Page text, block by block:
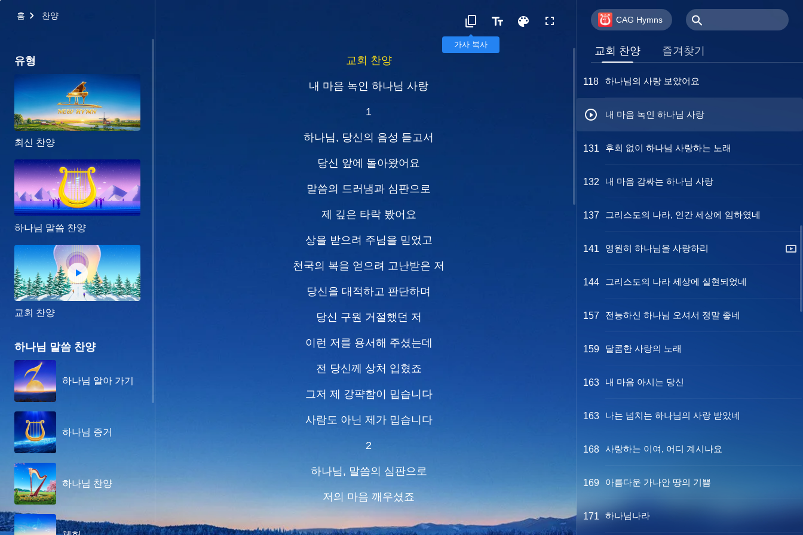
홈 찬양
가사 복사
유형
최신 찬양
하나님 말씀 찬양
교회 찬양
하나님 말씀 찬양
하나님 알아 가기
하나님 증거
하나님 찬양
교회 찬양
내 마음 녹인 하나님 사랑
1
하나님, 당신의 음성 듣고서
당신 앞에 돌아왔어요
말씀의 드러냄과 심판으로
제 깊은 타락 봤어요
상을 받으려 주님을 믿었고
천국의 복을 얻으려 고난받은 저
당신을 대적하고 판단하며
당신 구원 거절했던 저
이런 저를 용서해 주셨는데
전 당신께 상처 입혔죠
그저 제 강퍅함이 밉습니다
사람도 아닌 제가 밉습니다
2
하나님, 말씀의 심판으로
저의 마음 깨우셨죠
당신 사랑 앞에서
CAG Hymns
교회 찬양 즐겨찾기
104 하나님 잃었을 때
114 하나님을 더 깊이 사랑하리
118 하나님의 사랑 보았어요
내 마음 녹인 하나님 사랑
131 후회 없이 하나님 사랑하는 노래
132 내 마음 감싸는 하나님 사랑
137 그리스도의 나라, 인간 세상에 임하였네
141 영원히 하나님을 사랑하리
144 그리스도의 나라 세상에 실현되었네
157 전능하신 하나님 오셔서 정말 좋네
159 달콤한 사랑의 노래
163 내 마음 아시는 당신
163 나는 넘치는 하나님의 사랑 받았네
168 사랑하는 이여, 어디 계시나요
169 아름다운 가나안 땅의 기쁨
171 하나님나라